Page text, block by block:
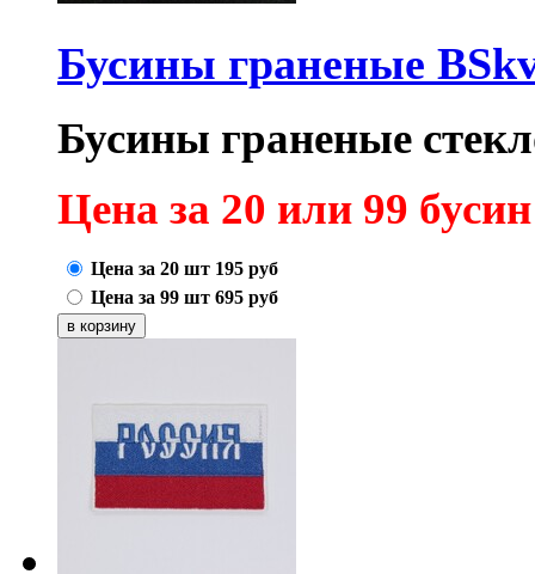
Бусины граненые
Бусины граненые
Цена за 20 или 99 бусин
Цена за 20 шт 195 руб
Цена за 99 шт 695 руб